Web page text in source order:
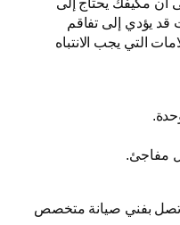
قد يؤدي إلى تفاقم
التي يجب الانتباه
مفاجئ.
اتصل بفني صيانة متخصص